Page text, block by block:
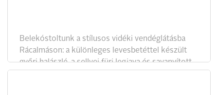
Belekóstoltunk a stílusos vidéki vendéglátásba
Rácalmáson: a különleges levesbetéttel készült
győri halászlé, a sellyei fürj legjava és savanyított